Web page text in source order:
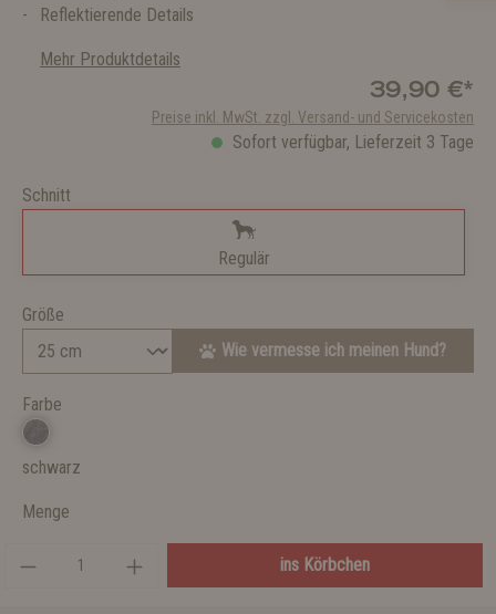
Reflektierende Details
Mehr Produktdetails
39,90 €*
Preise inkl. MwSt. zzgl. Versand- und Servicekosten
Sofort verfügbar, Lieferzeit 3 Tage
Schnitt
Regulär
Größe
Wie vermesse ich meinen Hund?
Farbe
schwarz
Menge
ins Körbchen